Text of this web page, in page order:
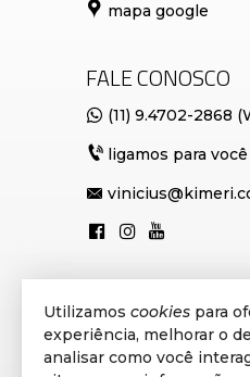
mapa google
FALE CONOSCO
(11) 9.4702-2868
ligamos para você
VEJA MAIS
cadastre seu
Utilizamos cookies para
experiência, melhorar o
analisar como você